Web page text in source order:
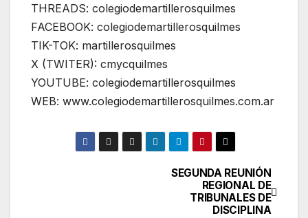
THREADS: colegiodemartillerosquilmes
FACEBOOK: colegiodemartillerosquilmes
TIK-TOK: martillerosquilmes
X (TWITER): cmycquilmes
YOUTUBE: colegiodemartillerosquilmes
WEB: www.colegiodemartillerosquilmes.com.ar
SEGUNDA REUNIÓN
REGIONAL DE
TRIBUNALES DE
DISCIPLINA